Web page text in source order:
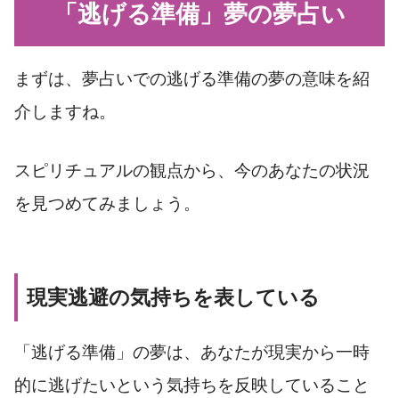
「逃げる準備」夢の夢占い
まずは、夢占いでの逃げる準備の夢の意味を紹
介しますね。
スピリチュアルの観点から、今のあなたの状況
を見つめてみましょう。
現実逃避の気持ちを表している
「逃げる準備」の夢は、あなたが現実から一時
的に逃げたいという気持ちを反映していること